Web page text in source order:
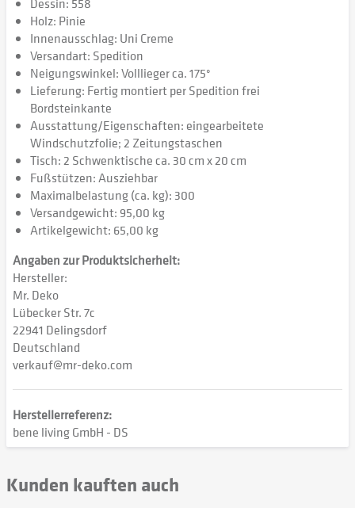
Holz: Pinie
Innenausschlag: Uni Creme
Versandart: Spedition
Neigungswinkel: Volllieger ca. 175°
Lieferung: Fertig montiert per Spedition frei
Bordsteinkante
Ausstattung/Eigenschaften: eingearbeitete
Windschutzfolie; 2 Zeitungstaschen
Tisch: 2 Schwenktische ca. 30 cm x 20 cm
Fußstützen: Ausziehbar
Maximalbelastung (ca. kg): 300
Versandgewicht: 95,00 kg
Artikelgewicht: 65,00 kg
Angaben zur Produktsicherheit:
Hersteller:
Mr. Deko
Lübecker Str. 7c
22941 Delingsdorf
Deutschland
verkauf@mr-deko.com
Herstellerreferenz:
bene living GmbH - DS
Kunden kauften auch